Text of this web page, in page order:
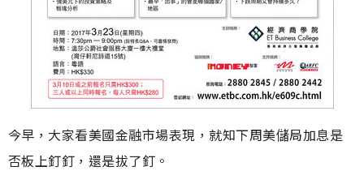
今早，大家看美國金融市場表現，就知下周美儲局加息是
否板上釘釘，還是拔了釘。